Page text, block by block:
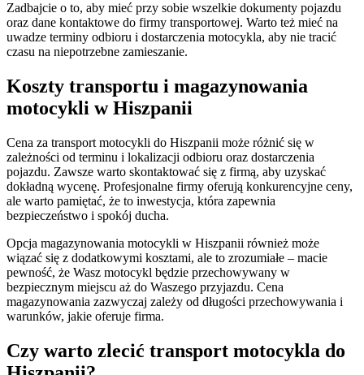
Zadbajcie o to, aby mieć przy sobie wszelkie dokumenty pojazdu
oraz dane kontaktowe do firmy transportowej. Warto też mieć na
uwadze terminy odbioru i dostarczenia motocykla, aby nie tracić
czasu na niepotrzebne zamieszanie.
Koszty transportu i magazynowania
motocykli w Hiszpanii
Cena za transport motocykli do Hiszpanii może różnić się w
zależności od terminu i lokalizacji odbioru oraz dostarczenia
pojazdu. Zawsze warto skontaktować się z firmą, aby uzyskać
dokładną wycenę. Profesjonalne firmy oferują konkurencyjne ceny,
ale warto pamiętać, że to inwestycja, która zapewnia
bezpieczeństwo i spokój ducha.
Opcja magazynowania motocykli w Hiszpanii również może
wiązać się z dodatkowymi kosztami, ale to zrozumiałe – macie
pewność, że Wasz motocykl będzie przechowywany w
bezpiecznym miejscu aż do Waszego przyjazdu. Cena
magazynowania zazwyczaj zależy od długości przechowywania i
warunków, jakie oferuje firma.
Czy warto zlecić transport motocykla do